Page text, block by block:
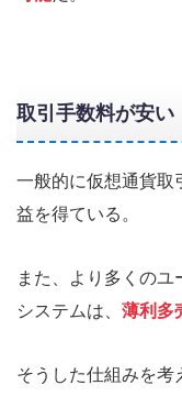
取引手数料が安い
一般的に仮想通貨取
益を得ている。
また、より多くの
システムは、 薄利多
そうした仕組みを考